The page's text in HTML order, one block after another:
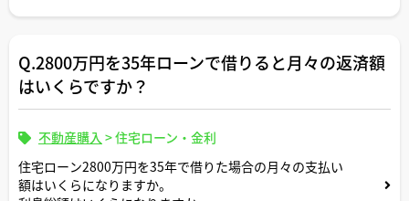
Q.2800万円を35年ローンで借りると月々の返済額
はいくらですか？
不動産購入 >住宅ローン・金利
住宅ローン2800万円を35年で借りた場合の月々の支払い
額はいくらになりますか。